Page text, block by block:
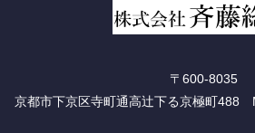
〒600-8035
京都市下京区寺町通高辻下る京極町488